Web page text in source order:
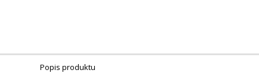
Popis produktu